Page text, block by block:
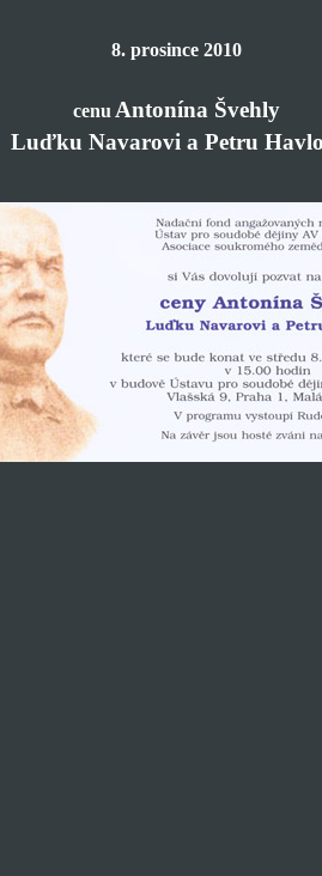
8. prosince 2010
cenu Antonína Švehly
Luďku Navarovi a Petru